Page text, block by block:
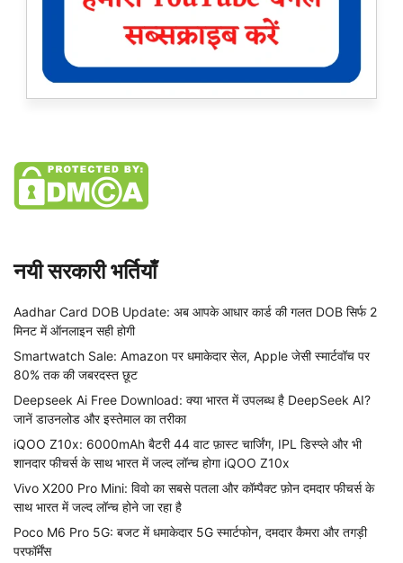
नयी सरकारी भर्तियाँ
Aadhar Card DOB Update: अब आपके आधार कार्ड की गलत DOB सिर्फ 2
मिनट में ऑनलाइन सही होगी
Smartwatch Sale: Amazon पर धमाकेदार सेल, Apple जेसी स्मार्टवॉच पर
80% तक की जबरदस्त छूट
Deepseek Ai Free Download: क्या भारत में उपलब्ध है DeepSeek AI?
जानें डाउनलोड और इस्तेमाल का तरीका
iQOO Z10x: 6000mAh बैटरी 44 वाट फ़ास्ट चार्जिंग, IPL डिस्प्ले और भी
शानदार फीचर्स के साथ भारत में जल्द लॉन्च होगा iQOO Z10x
Vivo X200 Pro Mini: विवो का सबसे पतला और कॉम्पैक्ट फ़ोन दमदार फीचर्स के
साथ भारत में जल्द लॉन्च होने जा रहा है
Poco M6 Pro 5G: बजट में धमाकेदार 5G स्मार्टफोन, दमदार कैमरा और तगड़ी
परफॉर्मेंस